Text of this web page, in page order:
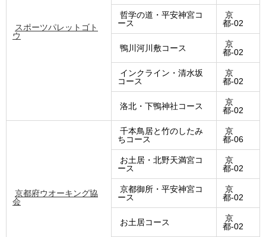
スポーツパレットゴト
ウ
哲学の道・平安神宮コ
ース
京
都-02
鴨川河川敷コース
京
都-02
インクライン・清水坂
コース
京
都-02
洛北・下鴨神社コース
京
都-02
京都府ウオーキング協
会
千本鳥居と竹のしたみ
ちコース
京
都-06
お土居・北野天満宮コ
ース
京
都-02
京都御所・平安神宮コ
ース
京
都-02
お土居コース
京
都-02